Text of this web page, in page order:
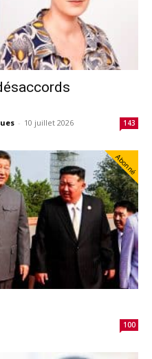
- 10 juillet 2026 143
Abonné
100